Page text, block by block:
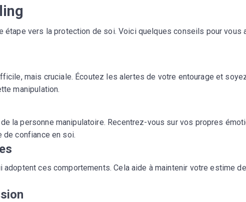
étape vers la protection de soi. Voici quelques conseils pour vous
mais cruciale. Écoutez les alertes de votre entourage et
manipulation.
la personne manipulatoire. Recentrez-vous sur vos propres
de confiance en soi.
ces comportements. Cela aide à maintenir votre estime